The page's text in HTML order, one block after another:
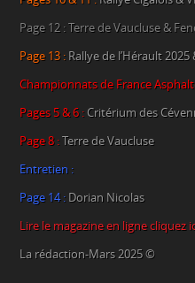
Page 12 : Terre de Vaucluse &
Page 13 : Rallye de l’Hérault 2025
Championnats de France
Pages 5 & 6 : Critérium des
Page 8 : Terre de Vaucluse
Entretien :
Page 14 : Dorian Nicolas
Lire le magazine en ligne cliquez
La rédaction-Mars 2025 ©